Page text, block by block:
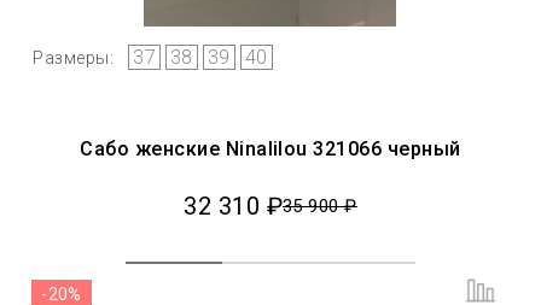
Размеры: 37 38 39 40
Сабо женские Ninalilou 321066 черный
32 310 ₽35 900 ₽
-20%